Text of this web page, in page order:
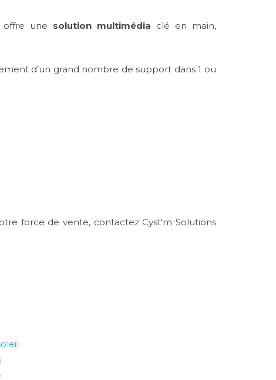
une solution multimédia clé en main,
d’un grand nombre de support dans 1 ou
force de vente, contactez Cyst'm Solutions